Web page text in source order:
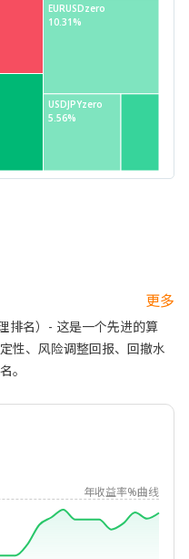
EURUSDzero
USDJPYzero
10.31%
5.56%
更多
排名）- 这是一个先进的算
性、风险调整回报、回撤水
。
年收益率%曲线